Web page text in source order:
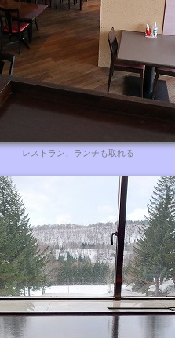
レストラン、ランチも取れる